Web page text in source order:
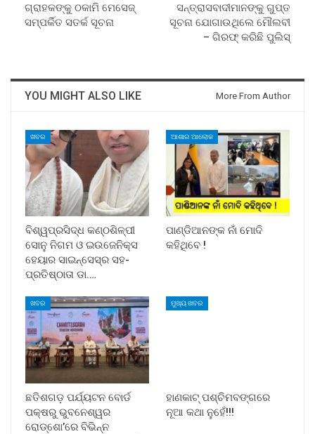
ଗ୍ରାହକଙ୍କୁ ଠକାମି ମେସେଜ୍‌
ସମ୍ପର୍କିତ ସତର୍କ ସୂଚନା
ସନ୍ତ୍ରାସବାଦୀମାନଙ୍କୁ ଗୁପ୍ତ
ସୂଚନା ଯୋଗାଉଥିଲେ ମୌଲବୀ
– ଗିରଫ୍‍ କରିଛି ପୁଲିସ୍‍
YOU MIGHT ALSO LIKE More From Author
ଖବର
ବିଶ୍ୱପ୍ରସିଦ୍ଧ କଣ୍ଠଶିଳ୍ପୀ
ସୋନୁ ନିଗମ ଓ ଇଉଜେନିକ୍ସ
ହେୟାର ସାଇନ୍ସେସ୍ର ସହ-
ପ୍ରତିଷ୍ଠାତା ଡା.…
ଆଶାର ଆଲୋକ
ପାଣ୍ଡିଆନଙ୍କ ନାଁ ମୋଦି
କହିଥିବେ !
ଖବର
ଛତିଶଗଡ଼ ପର୍ଯ୍ୟଟନ ବୋର୍ଡ
ପକ୍ଷରୁ ଭୁବନେଶ୍ୱର
ରୋଡ୍‌ଶୋ’ରେ ବିଭିନ୍ନ
ମୁଖ୍ୟ ଖବର
ହାଣକାଟ୍‌ ପଶ୍ଚିମବଙ୍ଗରେ
ନୂଆ କଥା ନୁହେଁ!!!